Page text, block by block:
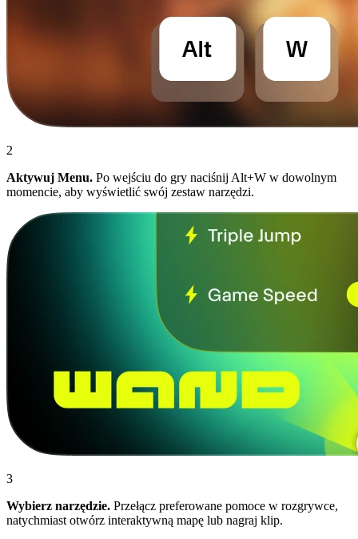
2
Aktywuj Menu. Po wejściu do gry naciśnij Alt+W w dowolnym
momencie, aby wyświetlić swój zestaw narzędzi.
3
Wybierz narzędzie. Przełącz preferowane pomoce w rozgrywce,
natychmiast otwórz interaktywną mapę lub nagraj klip.